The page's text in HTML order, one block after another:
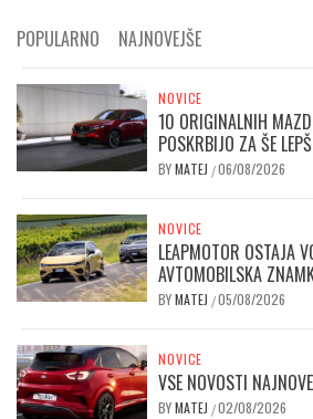
POPULARNO NAJNOVEJŠE
NOVICE
10 ORIGINALNIH
POSKRBIJO ZA ŠE
BYMATEJ /06/08/2026
NOVICE
LEAPMOTOR OSTAJA
AVTOMOBILSKA
BYMATEJ /05/08/2026
NOVICE
VSE NOVOSTI
BYMATEJ /02/08/2026